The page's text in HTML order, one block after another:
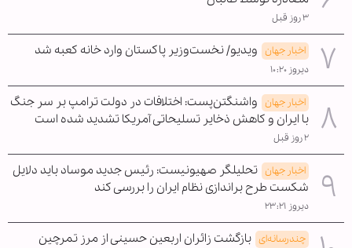
۳ روز قبل
اخبار جهان ویدیو/ نخست‌وزیر پاکستان وارد خانه کعبه شد
دیروز ۱۰:۲۰
اخبار جهان واشنگتن‌پست: اختلافات در دولت ترامپ بر سر جنگ
با ایران و کاهش ذخایر تسلیحاتی آمریکا تشدید شده است
۲ روز قبل
اخبار جهان تحلیلگر صهیونیست: رئیس جدید موساد باید دلایل
شکست طرح براندازی نظام ایران را بررسی کند
دیروز ۲۳:۲۱
چندرسانه‌ای بازگشت زائران اربعین حسینی از مرز تمرچین